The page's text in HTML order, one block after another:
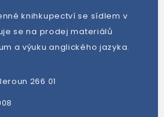
knihkupectví se sídlem v
se na prodej materiálů
a výuku anglického jazyka.
266 01